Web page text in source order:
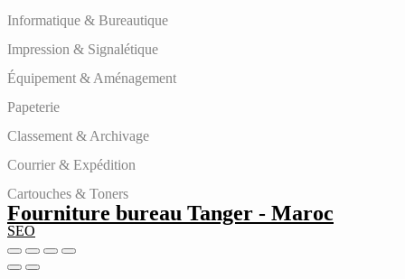
Informatique & Bureautique
Impression & Signalétique
Équipement & Aménagement
Papeterie
Classement & Archivage
Courrier & Expédition
Cartouches & Toners
Fourniture bureau Tanger - Maroc
SEO